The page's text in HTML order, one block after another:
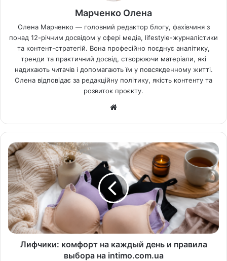
Марченко Олена
Олена Марченко — головний редактор блогу, фахівчиня з
понад 12-річним досвідом у сфері медіа, lifestyle-журналістики
та контент-стратегій. Вона професійно поєднує аналітику,
тренди та практичний досвід, створюючи матеріали, які
надихають читачів і допомагають їм у повсякденному житті.
Олена відповідає за редакційну політику, якість контенту та
розвиток проєкту.
са
йт
Лифчики: комфорт на каждый день и правила
выбора на intimo.com.ua